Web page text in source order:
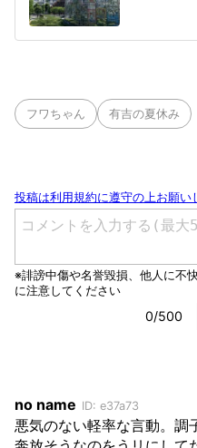
フワちゃん 有吉の夏休み